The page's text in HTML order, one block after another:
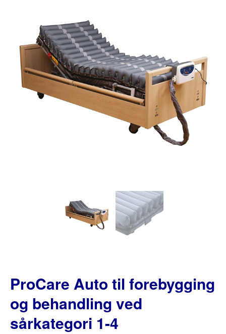
ProCare Auto til forebygging
og behandling ved
sårkategori 1-4